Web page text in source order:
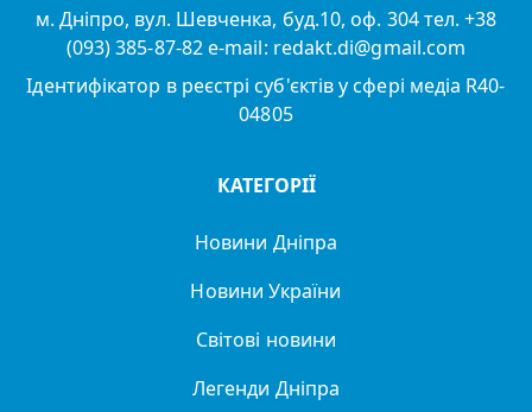
м. Дніпро, вул. Шевченка, буд.10, оф. 304 тел. +38
(093) 385-87-82 e-mail: redakt.di@gmail.com
Ідентифікатор в реєстрі суб'єктів у сфері медіа R40-
04805
КАТЕГОРІЇ
Новини Дніпра
Новини України
Світові новини
Легенди Дніпра